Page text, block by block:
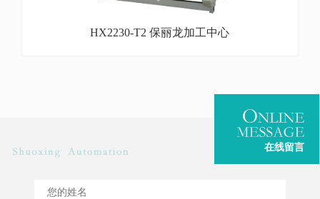
HX2230-T2 保丽龙加工中心
在线留言